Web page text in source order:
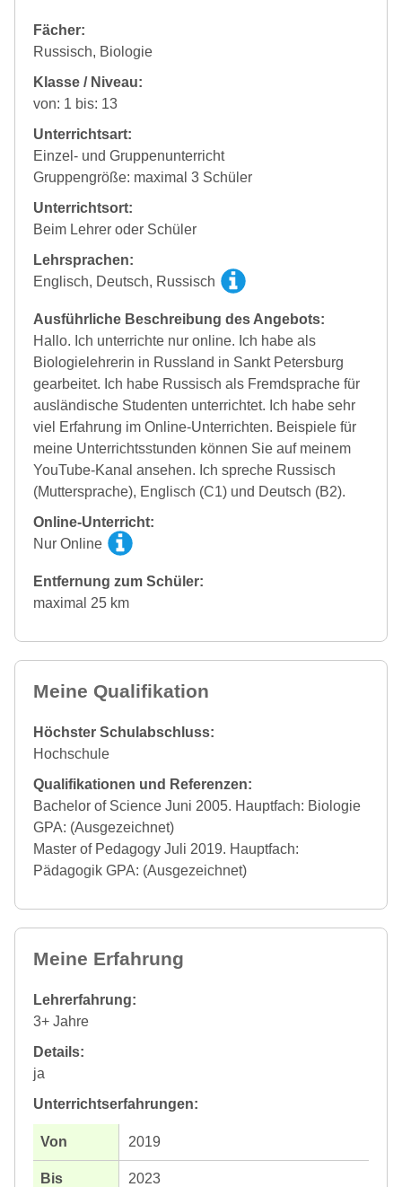
Fächer:
Russisch, Biologie
Klasse / Niveau:
von: 1 bis: 13
Unterrichtsart:
Einzel- und Gruppenunterricht
Gruppengröße: maximal 3 Schüler
Unterrichtsort:
Beim Lehrer oder Schüler
Lehrsprachen:
Englisch, Deutsch, Russisch
Ausführliche Beschreibung des Angebots:
Hallo. Ich unterrichte nur online. Ich habe als
Biologielehrerin in Russland in Sankt Petersburg
gearbeitet. Ich habe Russisch als Fremdsprache für
ausländische Studenten unterrichtet. Ich habe sehr
viel Erfahrung im Online-Unterrichten. Beispiele für
meine Unterrichtsstunden können Sie auf meinem
YouTube-Kanal ansehen. Ich spreche Russisch
(Muttersprache), Englisch (C1) und Deutsch (B2).
Online-Unterricht:
Nur Online
Entfernung zum Schüler:
maximal 25 km
Meine Qualifikation
Höchster Schulabschluss:
Hochschule
Qualifikationen und Referenzen:
Bachelor of Science Juni 2005. Hauptfach: Biologie
GPA: (Ausgezeichnet)
Master of Pedagogy Juli 2019. Hauptfach:
Pädagogik GPA: (Ausgezeichnet)
Meine Erfahrung
Lehrerfahrung:
3+ Jahre
Details:
ja
Unterrichtserfahrungen:
2019
2023